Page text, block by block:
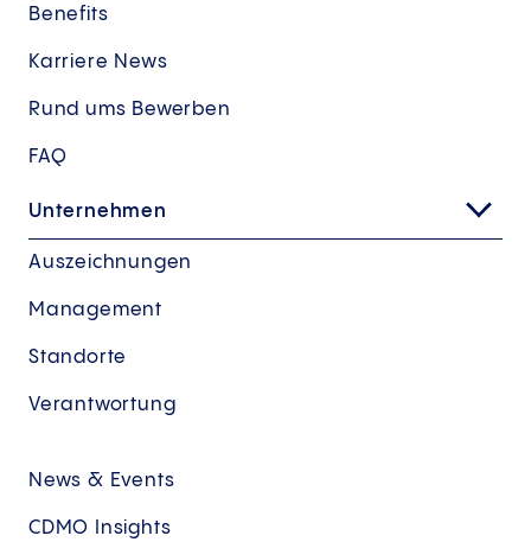
Benefits
Karriere News
Rund ums Bewerben
FAQ
Unternehmen
Auszeichnungen
Management
Standorte
Verantwortung
News & Events
CDMO Insights